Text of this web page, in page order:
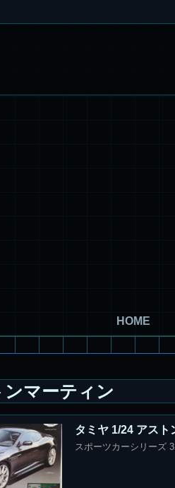
HOME
ンマーティン
タミヤ 1/24 アス
スポーツカーシリーズ